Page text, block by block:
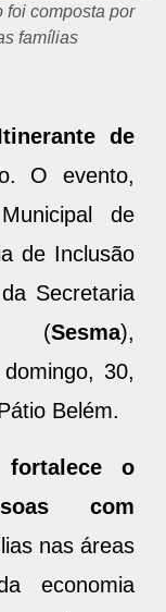
foi composta por
famílias
de
O evento,
de
de Inclusão
Secretaria
(Sesma),
30,
Belém.
fortalece o
com
nas áreas
economia